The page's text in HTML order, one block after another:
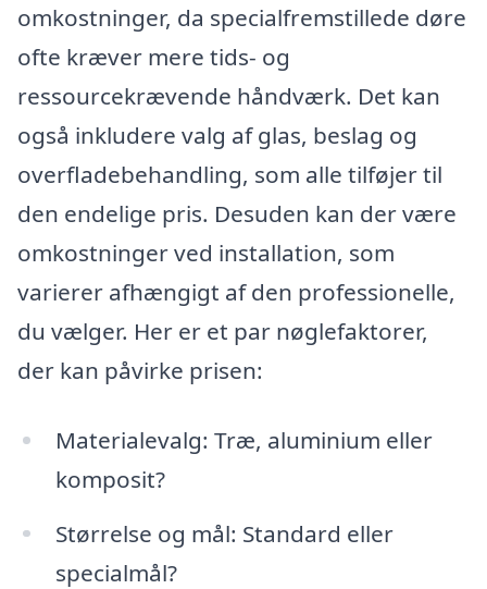
omkostninger, da specialfremstillede døre
ofte kræver mere tids- og
ressourcekrævende håndværk. Det kan
også inkludere valg af glas, beslag og
overfladebehandling, som alle tilføjer til
den endelige pris. Desuden kan der være
omkostninger ved installation, som
varierer afhængigt af den professionelle,
du vælger. Her er et par nøglefaktorer,
der kan påvirke prisen:
Materialevalg: Træ, aluminium eller
komposit?
Størrelse og mål: Standard eller
specialmål?